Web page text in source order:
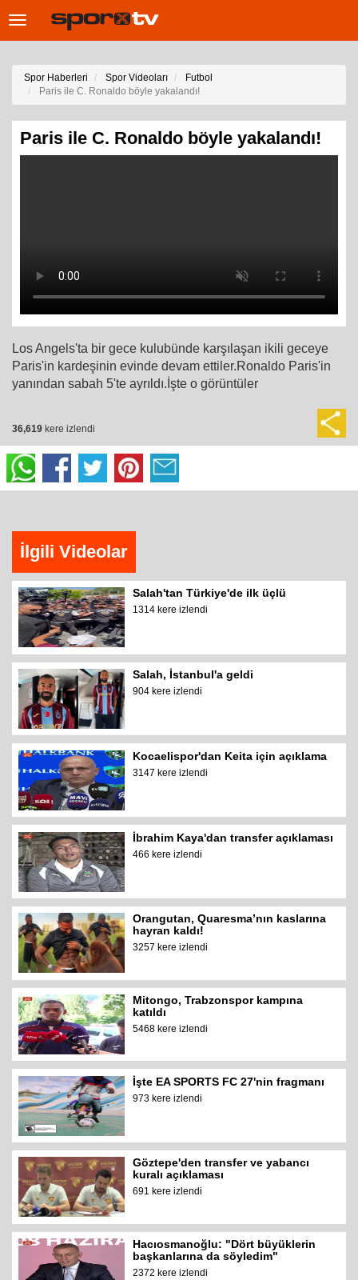
Toggle
Spor Haberleri Spor Videoları
Futbol
Paris ile C. Ronaldo böyle yakalandı!
Paris ile C. Ronaldo böyle yakalandı!
Los Angels'ta bir gece kulubünde karşılaşan ikili geceye
Paris'in kardeşinin evinde devam ettiler.Ronaldo Paris'in
yanından sabah 5'te ayrıldı.İşte o görüntüler
36,619 kere izlendi
İlgili Videolar
Salah'tan Türkiye'de ilk üçlü
1314 kere izlendi
Salah, İstanbul'a geldi
904 kere izlendi
Kocaelispor'dan Keita için açıklama
3147 kere izlendi
İbrahim Kaya'dan transfer açıklaması
466 kere izlendi
Orangutan, Quaresma’nın kaslarına
hayran kaldı!
3257 kere izlendi
Mitongo, Trabzonspor kampına
katıldı
5468 kere izlendi
İşte EA SPORTS FC 27'nin fragmanı
973 kere izlendi
Göztepe'den transfer ve yabancı
kuralı açıklaması
691 kere izlendi
Hacıosmanoğlu: "Dört büyüklerin
başkanlarına da söyledim"
2372 kere izlendi